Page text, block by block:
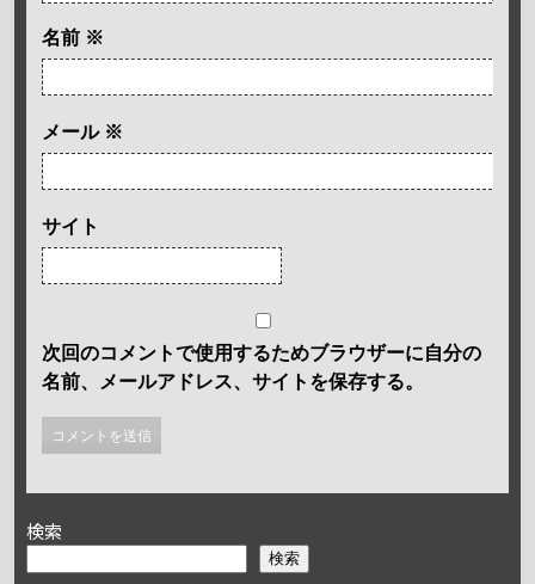
名前 ※
メール ※
サイト
次回のコメントで使用するためブラウザーに自分の
名前、メールアドレス、サイトを保存する。
検索
検索